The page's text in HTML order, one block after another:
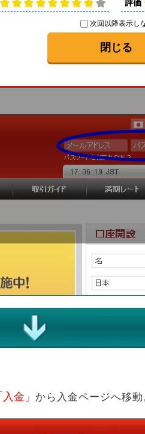
次回以降表示し
閉じる
しょう。入金手続きはログ
ド、国際送金などの入金方法
説しています。銀行送金を
入金」 から入金ページへ移動